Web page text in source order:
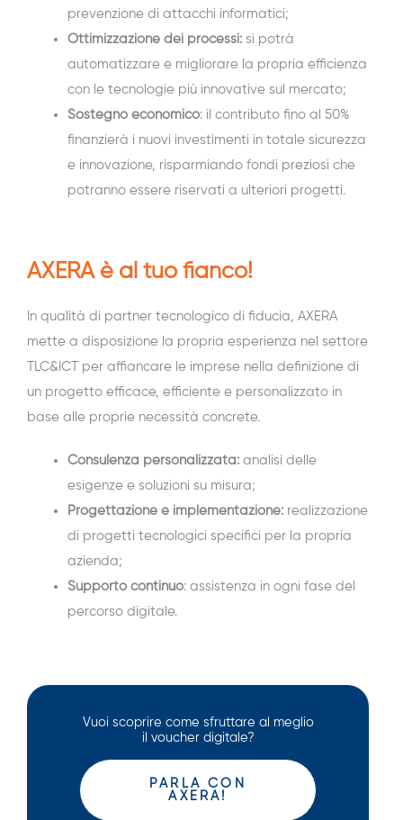
prevenzione di attacchi informatici;
Ottimizzazione dei processi: si potrà
automatizzare e migliorare la propria efficienza
con le tecnologie più innovative sul mercato;
Sostegno economico: il contributo fino al 50%
finanzierà i nuovi investimenti in totale sicurezza
e innovazione, risparmiando fondi preziosi che
potranno essere riservati a ulteriori progetti.
AXERA è al tuo fianco!
In qualità di partner tecnologico di fiducia, AXERA
mette a disposizione la propria esperienza nel settore
TLC&ICT per affiancare le imprese nella definizione di
un progetto efficace, efficiente e personalizzato in
base alle proprie necessità concrete.
Consulenza personalizzata: analisi delle
esigenze e soluzioni su misura;
Progettazione e implementazione: realizzazione
di progetti tecnologici specifici per la propria
azienda;
Supporto continuo: assistenza in ogni fase del
percorso digitale.
Vuoi scoprire come sfruttare al meglio
il voucher digitale?
PARLA CON
AXERA!